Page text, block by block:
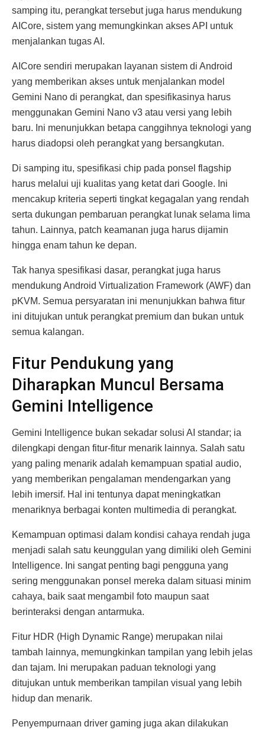
samping itu, perangkat tersebut juga harus mendukung
AICore, sistem yang memungkinkan akses API untuk
menjalankan tugas AI.
AICore sendiri merupakan layanan sistem di Android
yang memberikan akses untuk menjalankan model
Gemini Nano di perangkat, dan spesifikasinya harus
menggunakan Gemini Nano v3 atau versi yang lebih
baru. Ini menunjukkan betapa canggihnya teknologi yang
harus diadopsi oleh perangkat yang bersangkutan.
Di samping itu, spesifikasi chip pada ponsel flagship
harus melalui uji kualitas yang ketat dari Google. Ini
mencakup kriteria seperti tingkat kegagalan yang rendah
serta dukungan pembaruan perangkat lunak selama lima
tahun. Lainnya, patch keamanan juga harus dijamin
hingga enam tahun ke depan.
Tak hanya spesifikasi dasar, perangkat juga harus
mendukung Android Virtualization Framework (AWF) dan
pKVM. Semua persyaratan ini menunjukkan bahwa fitur
ini ditujukan untuk perangkat premium dan bukan untuk
semua kalangan.
Fitur Pendukung yang
Diharapkan Muncul Bersama
Gemini Intelligence
Gemini Intelligence bukan sekadar solusi AI standar; ia
dilengkapi dengan fitur-fitur menarik lainnya. Salah satu
yang paling menarik adalah kemampuan spatial audio,
yang memberikan pengalaman mendengarkan yang
lebih imersif. Hal ini tentunya dapat meningkatkan
menariknya berbagai konten multimedia di perangkat.
Kemampuan optimasi dalam kondisi cahaya rendah juga
menjadi salah satu keunggulan yang dimiliki oleh Gemini
Intelligence. Ini sangat penting bagi pengguna yang
sering menggunakan ponsel mereka dalam situasi minim
cahaya, baik saat mengambil foto maupun saat
berinteraksi dengan antarmuka.
Fitur HDR (High Dynamic Range) merupakan nilai
tambah lainnya, memungkinkan tampilan yang lebih jelas
dan tajam. Ini merupakan paduan teknologi yang
ditujukan untuk memberikan tampilan visual yang lebih
hidup dan menarik.
Penyempurnaan driver gaming juga akan dilakukan